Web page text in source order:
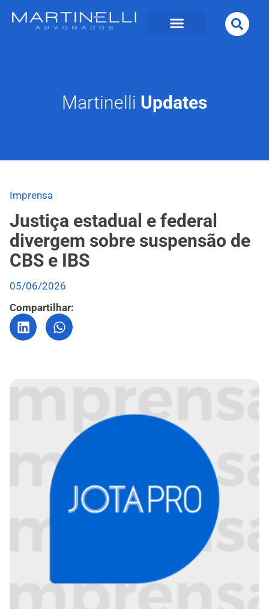
Martinelli Updates
Imprensa
Justiça estadual e federal
divergem sobre suspensão de
CBS e IBS
05/06/2026
Compartilhar: